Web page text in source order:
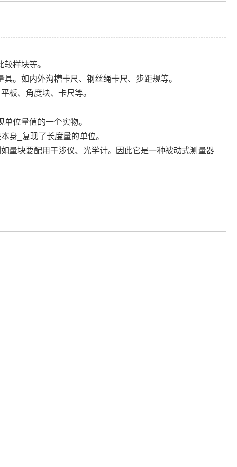
较样块等。
。如内外沟槽卡尺、钢丝绳卡尺、步距规等。
板、角度块、卡尺等。
位量值的一个实物。
身_复现了长度量的单位。
量块要配用干涉仪、光学计。因此它是一种被动式测量器